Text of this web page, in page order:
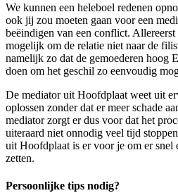
We kunnen een heleboel redenen
ook jij zou moeten gaan voor een
beëindigen van een conflict.
mogelijk om de relatie niet naar de
namelijk zo dat de gemoederen hoog
doen om het geschil zo eenvoudig
De mediator uit Hoofdplaat weet uit
oplossen zonder dat er meer schade
mediator zorgt er dus voor dat het
uiteraard niet onnodig veel tijd
uit Hoofdplaat is er voor je om er snel
zetten.
Persoonlijke tips nodig?